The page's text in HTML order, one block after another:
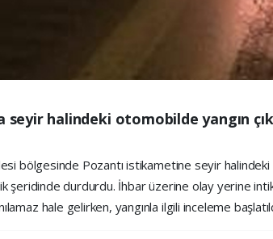
halindeki otomobilde yangın
bölgesinde Pozantı istikametine seyir halindeki
şeridinde durdurdu. İhbar üzerine olay yerine
hale gelirken, yangınla ilgili inceleme